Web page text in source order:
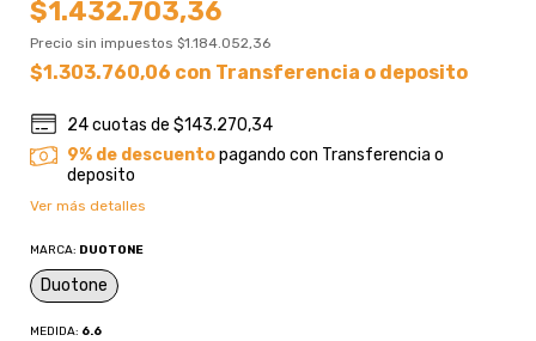
$1.432.703,36
Precio sin impuestos $1.184.052,36
$1.303.760,06 con Transferencia o deposito
24cuotas de$143.270,34
9% de descuentopagando con Transferencia o
deposito
Ver más detalles
MARCA: DUOTONE
Duotone
MEDIDA: 6.6